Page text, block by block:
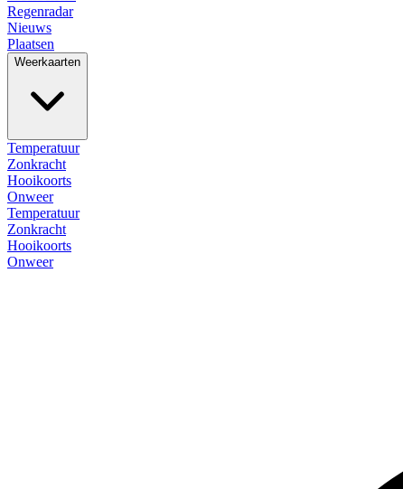
Regenradar
Nieuws
Plaatsen
Weerkaarten
Temperatuur
Zonkracht
Hooikoorts
Onweer
Temperatuur
Zonkracht
Hooikoorts
Onweer